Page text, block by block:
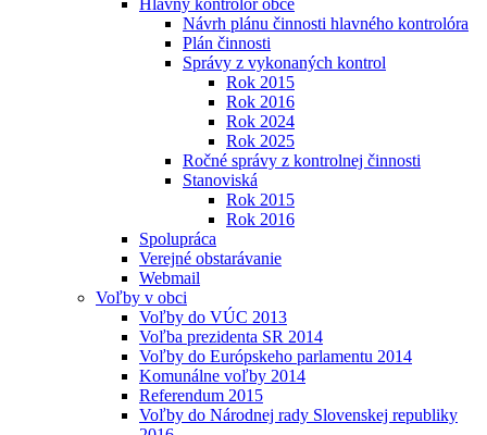
Hlavný kontrolór obce
Návrh plánu činnosti hlavného kontrolóra
Plán činnosti
Správy z vykonaných kontrol
Rok 2015
Rok 2016
Rok 2024
Rok 2025
Ročné správy z kontrolnej činnosti
Stanoviská
Rok 2015
Rok 2016
Spolupráca
Verejné obstarávanie
Webmail
Voľby v obci
Voľby do VÚC 2013
Voľba prezidenta SR 2014
Voľby do Európskeho parlamentu 2014
Komunálne voľby 2014
Referendum 2015
Voľby do Národnej rady Slovenskej republiky